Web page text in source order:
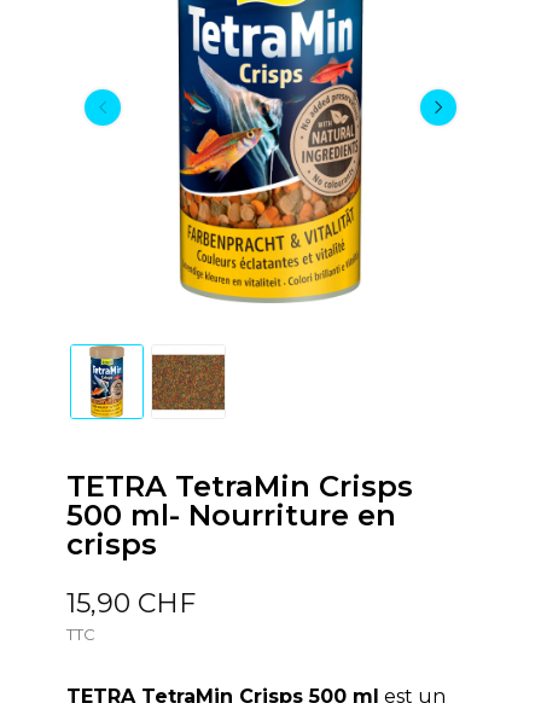
TETRA TetraMin Crisps
500 ml- Nourriture en
crisps
15,90 CHF
TTC
TETRA TetraMin Crisps 500 ml est un